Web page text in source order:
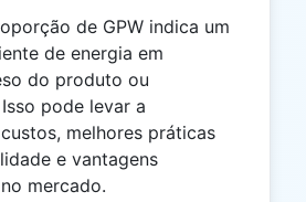
de GPW indica um
de energia em
do produto ou
pode levar a
melhores práticas
e vantagens
mercado.